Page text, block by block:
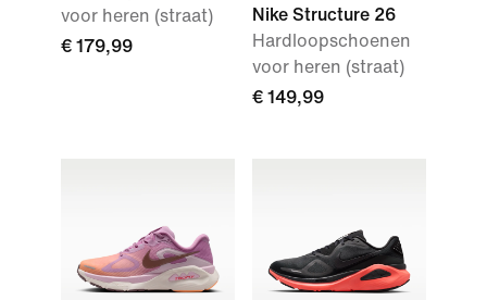
voor heren (straat)
€ 179,99
Nike Structure 26
Hardloopschoenen
voor heren (straat)
€ 149,99